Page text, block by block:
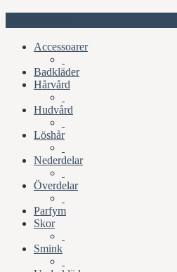
Accessoarer
Badkläder
Hårvård
Hudvård
Löshår
Nederdelar
Överdelar
Parfym
Skor
Smink